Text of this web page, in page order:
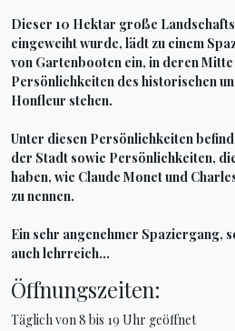
Dieser 10 Hektar große
eingeweiht wurde, lädt zu einem
von Gartenbooten ein, in deren
Persönlichkeiten des historischen
Honfleur stehen.
Unter diesen Persönlichkeiten
der Stadt sowie Persönlichkeiten,
haben, wie Claude Monet und
zu nennen.
Ein sehr angenehmer Spaziergang,
auch lehrreich…
Öffnungszeiten:
Täglich von 8 bis 19 Uhr geöffnet